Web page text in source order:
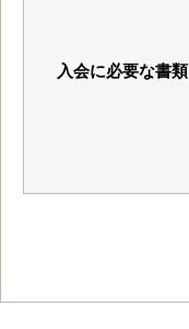
入会に必要な書類